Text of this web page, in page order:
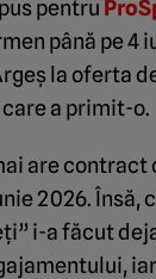
pentru
până pe 4
la oferta
a primit-o.
are contract
2026. Însă,
i-a făcut